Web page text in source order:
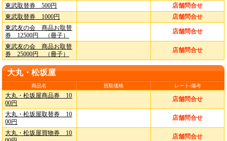
東武取替券 500円
店舗問合せ
東武取替券 1000円
店舗問合せ
東武友の会 商品お取替
券 12500円 （冊子）
店舗問合せ
東武友の会 商品お取替
券 25000円 （冊子）
店舗問合せ
大丸・松坂屋
商品名 買取価格 レート/備考
大丸・松坂屋商品券 10
00円
店舗問合せ
大丸・松坂屋取替券 10
00円
店舗問合せ
大丸・松坂屋買物券 10
店舗問合せ